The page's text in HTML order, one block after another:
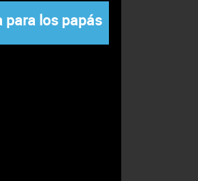
para los papás